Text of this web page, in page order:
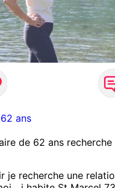
62 ans
de 62 ans
je recherche une